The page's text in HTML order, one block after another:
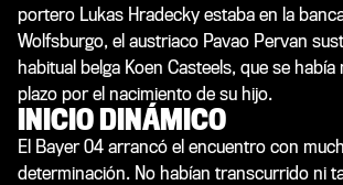
portero Lukas Hradecky estaba en la
Wolfsburgo, el austriaco Pavao Pervan
habitual belga Koen Casteels, que se
plazo por el nacimiento de su hijo.
INICIO DINÁMICO
El Bayer 04 arrancó el encuentro con
determinación. No habían transcurrido ni